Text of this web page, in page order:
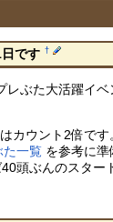
です †
レぶた大活躍イベ
カウント2倍です
た一覧を参考に準
頭ぶんのスター